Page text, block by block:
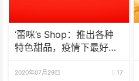
‘蕾咪’s Shop：推出各种
特色甜品，疫情下最好的
2020年07月29日 17